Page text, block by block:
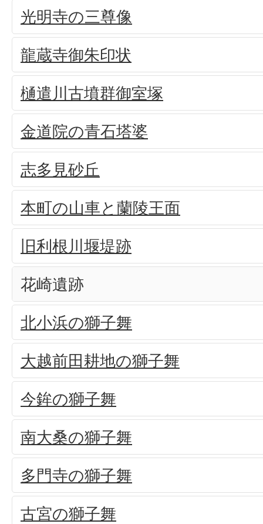
光明寺の三尊像
龍蔵寺御朱印状
樋遣川古墳群御室塚
金道院の青石塔婆
志多見砂丘
本町の山車と蘭陵王面
旧利根川堰堤跡
花崎遺跡
北小浜の獅子舞
大越前田耕地の獅子舞
今鉾の獅子舞
南大桑の獅子舞
多門寺の獅子舞
古宮の獅子舞